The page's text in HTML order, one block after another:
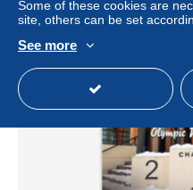
±
Status
Some of these cookies are
site, others can be set
See more